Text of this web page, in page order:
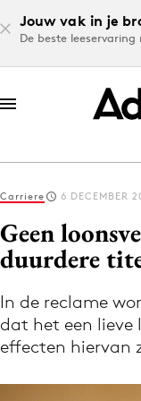
Jouw vak in je
De beste
Log in
Volg het
Carriere 6 DECEMBER
Geen
duurdere
In de reclame
dat het een lieve
effecten hiervan